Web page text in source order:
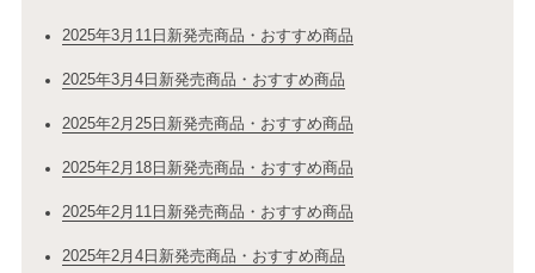
2025年3月11日新発売商品・おすすめ商品
2025年3月4日新発売商品・おすすめ商品
2025年2月25日新発売商品・おすすめ商品
2025年2月18日新発売商品・おすすめ商品
2025年2月11日新発売商品・おすすめ商品
2025年2月4日新発売商品・おすすめ商品